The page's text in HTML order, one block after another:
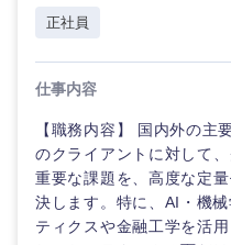
正社員
仕事内容
【職務内容】 国内外の主
のクライアントに対して
重要な課題を、高度な定
決します。特に、AI・機
ティクスや金融工学を活